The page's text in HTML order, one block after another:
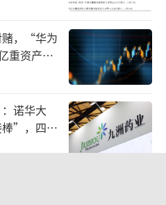
士忌与白兰地在福建
平分天下，这在经济较
出，厦漳泉应该属于第
化”，福建经销商陈锋
兰地，泉州、漳州、
近持平。”
赌，“华为
重资产考
诺华大
”，四大